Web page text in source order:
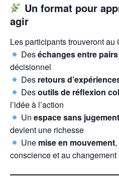
Un format pour
agir
Les participants trouveront
Deséchanges entre pairs
décisionnel
Des retours
Desoutils de réflexion
l’idée à l’action
Unespace sans jugement
devient une richesse
Une mise en mouvement
conscience et au changement